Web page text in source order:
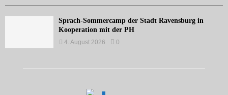
Sprach-Sommercamp der Stadt Ravensburg in
Kooperation mit der PH
4. August 2026 0